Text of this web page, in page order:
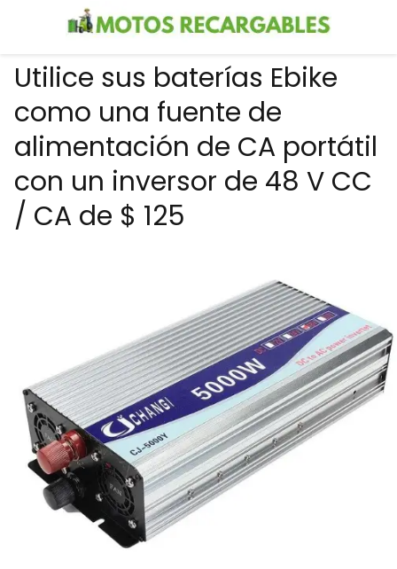
Utilice sus baterías Ebike
como una fuente de
alimentación de CA portátil
con un inversor de 48 V CC
/ CA de $ 125